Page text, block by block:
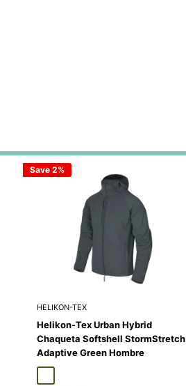
Save 2%
HELIKON-TEX
Helikon-Tex Urban Hybrid
Chaqueta Softshell StormStretch
Adaptive Green Hombre